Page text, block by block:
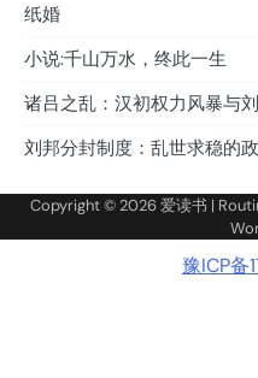
纸婚
小说:千山万水，终此一生
诸吕之乱：汉初权力风暴与
刘邦分封制度：乱世求稳的
Copyright © 2026爱读书 |
豫ICP